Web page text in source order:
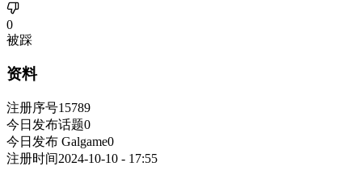
0
被踩
资料
注册序号15789
今日发布话题0
今日发布 Galgame0
注册时间2024-10-10 - 17:55